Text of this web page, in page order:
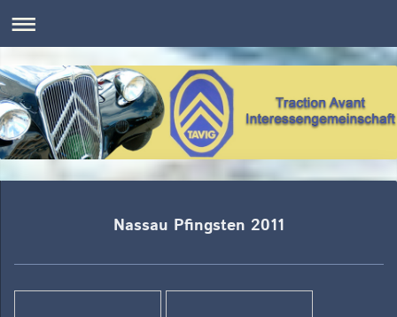
Nassau Pfingsten 2011